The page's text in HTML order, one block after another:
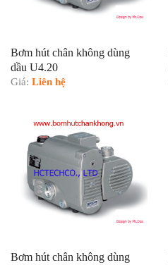
Bơm hút chân không dùng
dầu U4.20
Giá: Liên hệ
Bơm hút chân không dùng